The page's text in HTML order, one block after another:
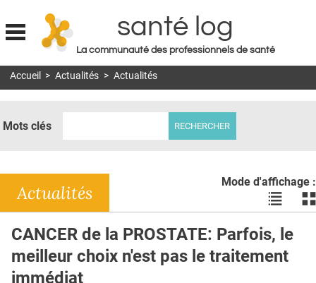
Jump to navigation
santé log
La communauté des professionnels de santé
MON COMPTE
DOSSIERS
RÉSEAUX
E-REVUE SAD
Accueil > Actualités > Actualités
Mots clés
Mode d'affichage :
Voir
les
en
liste
les
Actualités
CANCER de la PROSTATE: Parfois, le
meilleur choix n'est pas le traitement
immédiat